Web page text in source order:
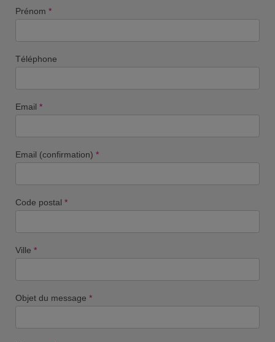
Prénom *
Téléphone
Email *
Email (confirmation) *
Code postal *
Ville *
Objet du message *